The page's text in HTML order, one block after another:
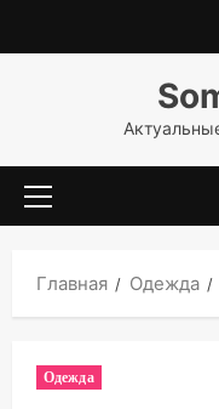
к
Основное
Главная Одежда
Одежда